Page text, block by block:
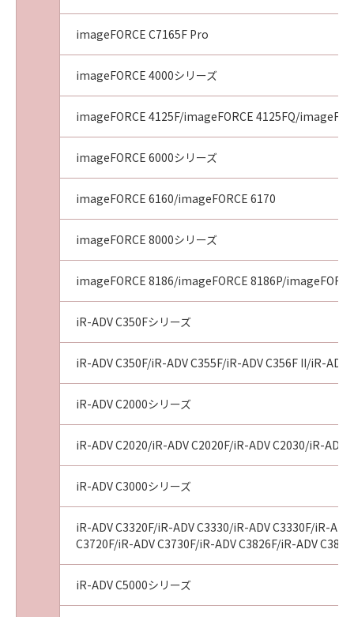
imageFORCE C7165F Pro
imageFORCE 4000シリーズ
imageFORCE 4125F/imageFORCE 4125FQ/
imageFORCE 6000シリーズ
imageFORCE 6160/imageFORCE 6170
imageFORCE 8000シリーズ
imageFORCE 8186/imageFORCE 8186P/
iR-ADV C350Fシリーズ
iR-ADV C350F/iR-ADV C355F/iR-ADV C356F II/iR-
iR-ADV C2000シリーズ
iR-ADV C2020/iR-ADV C2020F/iR-ADV C2030/iR-
iR-ADV C3000シリーズ
iR-ADV C3320F/iR-ADV C3330/iR-ADV C3330F/iR-
C3720F/iR-ADV C3730F/iR-ADV C3826F/iR-ADV
iR-ADV C5000シリーズ